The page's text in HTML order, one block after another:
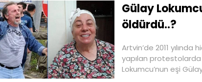
Gülay
öldürdü..?
Artvin’de 2011
yapılan protestolarda
Lokumcu’nun eşi